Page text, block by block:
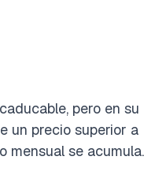
pero en su
un precio superior a
mensual se acumula.